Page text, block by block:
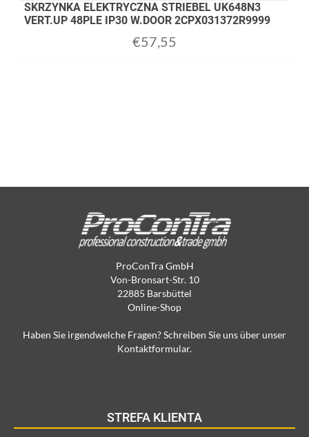
SKRZYNKA ELEKTRYCZNA STRIEBEL UK648N3
VERT.UP 48PLE IP30 W.DOOR 2CPX031372R9999
€57,55
ProConTra GmbH
Von-Bronsart-Str. 10
22885 Barsbüttel
Online-Shop
Haben Sie irgendwelche Fragen? Schreiben Sie uns über unser
Kontaktformular.
STREFA KLIENTA